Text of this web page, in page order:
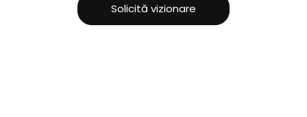
Solicită vizionare